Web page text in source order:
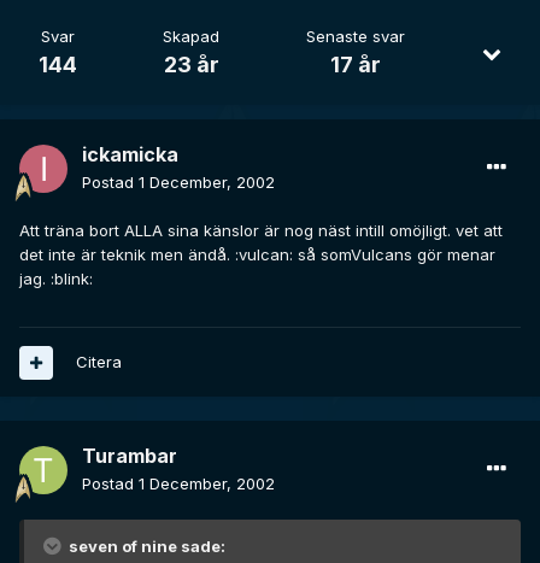
Svar
144
Skapad
23 år
Senaste svar
17 år
ickamicka
Postad 1 December, 2002
Att träna bort ALLA sina känslor är nog näst intill omöjligt. vet att
det inte är teknik men ändå. :vulcan: så somVulcans gör menar
jag. :blink:
Citera
Turambar
Postad 1 December, 2002
seven of nine sade: